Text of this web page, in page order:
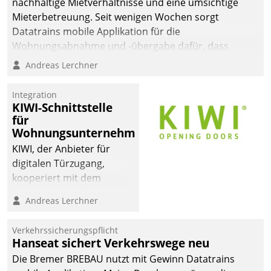
Mieterbetreuung. Seit wenigen Wochen sorgt
Datatrains mobile Applikation für die
Wohnungsabnahme und -übergabe dafür, dass
Mieter wohlgeordnet kommen und, so es sein muss,
Andreas Lerchner
Integration
KIWI-Schnittstelle
für
Wohnungsunternehmen
KIWI, der Anbieter für
digitalen Türzugang,
kooperiert mit dem
Softwareentwicklungshaus
Andreas Lerchner
Verkehrssicherungspflicht
Hanseat sichert Verkehrswege neu
Die Bremer BREBAU nutzt mit Gewinn Datatrains